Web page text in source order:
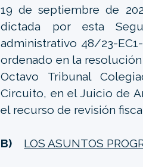
19 de septiembre de
dictada por esta
administrativo 48/23-
ordenado en la
Octavo Tribunal
Circuito, en el Juicio de
el recurso de revisión
B) LOS ASUNTOS